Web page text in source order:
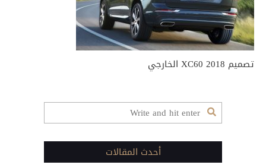
تصميم XC60 2018 الخارجي
أحدث المقالات